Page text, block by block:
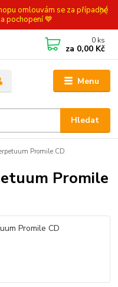
omlouvám se za případné
pochopení 💙
Menu
Hledat
0 ks
za 0,00 Kč
Promile CD
Promile